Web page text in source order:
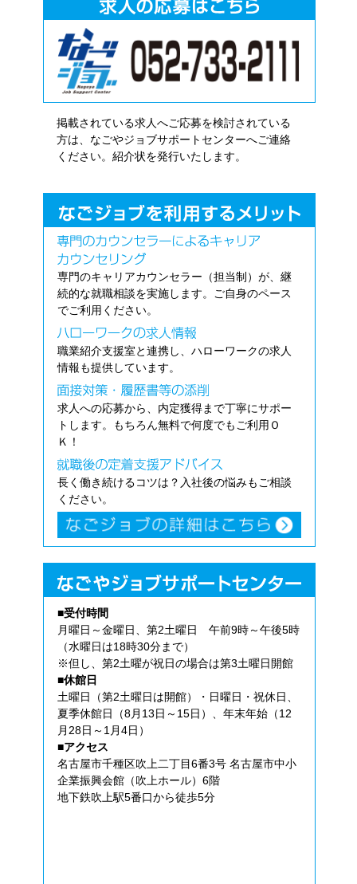
掲載されている求人へご応募を検討されている
方は、なごやジョブサポートセンターへご連絡
ください。紹介状を発行いたします。
専門のキャリアカウンセラー（担当制）が、継
続的な就職相談を実施します。ご自身のペース
でご利用ください。
職業紹介支援室と連携し、ハローワークの求人
情報も提供しています。
求人への応募から、内定獲得まで丁寧にサポー
トします。もちろん無料で何度でもご利用Ｏ
Ｋ！
長く働き続けるコツは？入社後の悩みもご相談
ください。
■受付時間
月曜日～金曜日、第2土曜日 午前9時～午後5時
（水曜日は18時30分まで）
※但し、第2土曜が祝日の場合は第3土曜日開館
■休館日
土曜日（第2土曜日は開館）・日曜日・祝休日、
夏季休館日（8月13日～15日）、年末年始（12
月28日～1月4日）
■アクセス
名古屋市千種区吹上二丁目6番3号 名古屋市中小
企業振興会館（吹上ホール）6階
地下鉄吹上駅5番口から徒歩5分